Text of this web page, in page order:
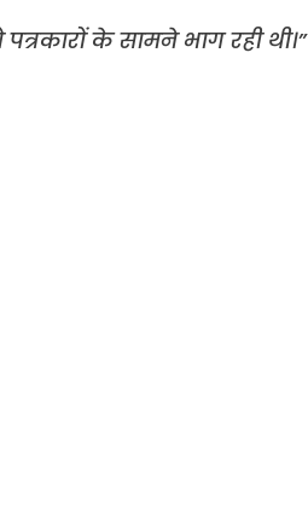
पत्रकारों के सामने भाग रही थी।”